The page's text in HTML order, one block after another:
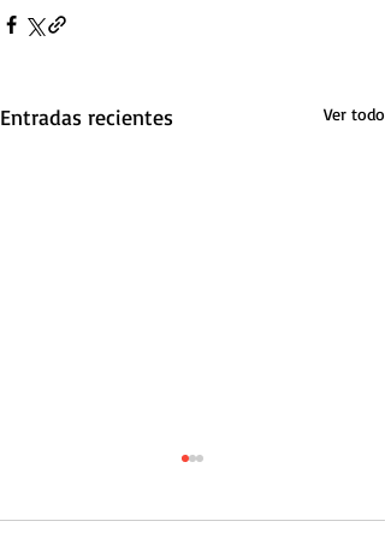
Entradas recientes Ver todo